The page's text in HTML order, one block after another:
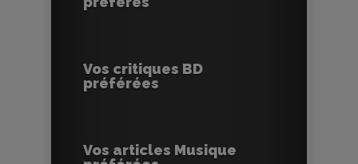
Vos critiques BD
préférées
Vos articles Musique